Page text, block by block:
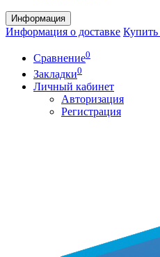
Информация
Информация о доставке Купить
Сравнение0
Закладки0
Личный кабинет
Авторизация
Регистрация